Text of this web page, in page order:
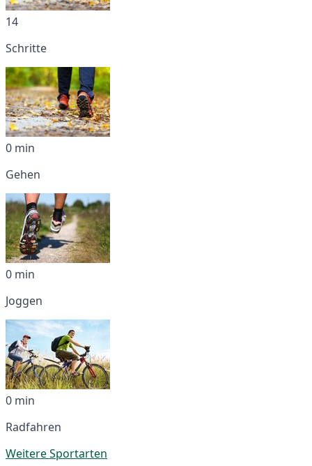
14
Schritte
0 min
Gehen
0 min
Joggen
0 min
Radfahren
Weitere Sportarten